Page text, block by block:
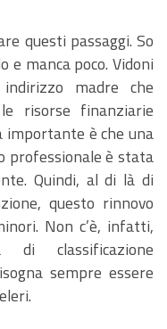
questi passaggi. So
e manca poco. Vidoni
madre che
risorse finanziarie
importante è che una
professionale è stata
Quindi, al di là di
questo rinnovo
Non c’è, infatti,
classificazione
sempre essere